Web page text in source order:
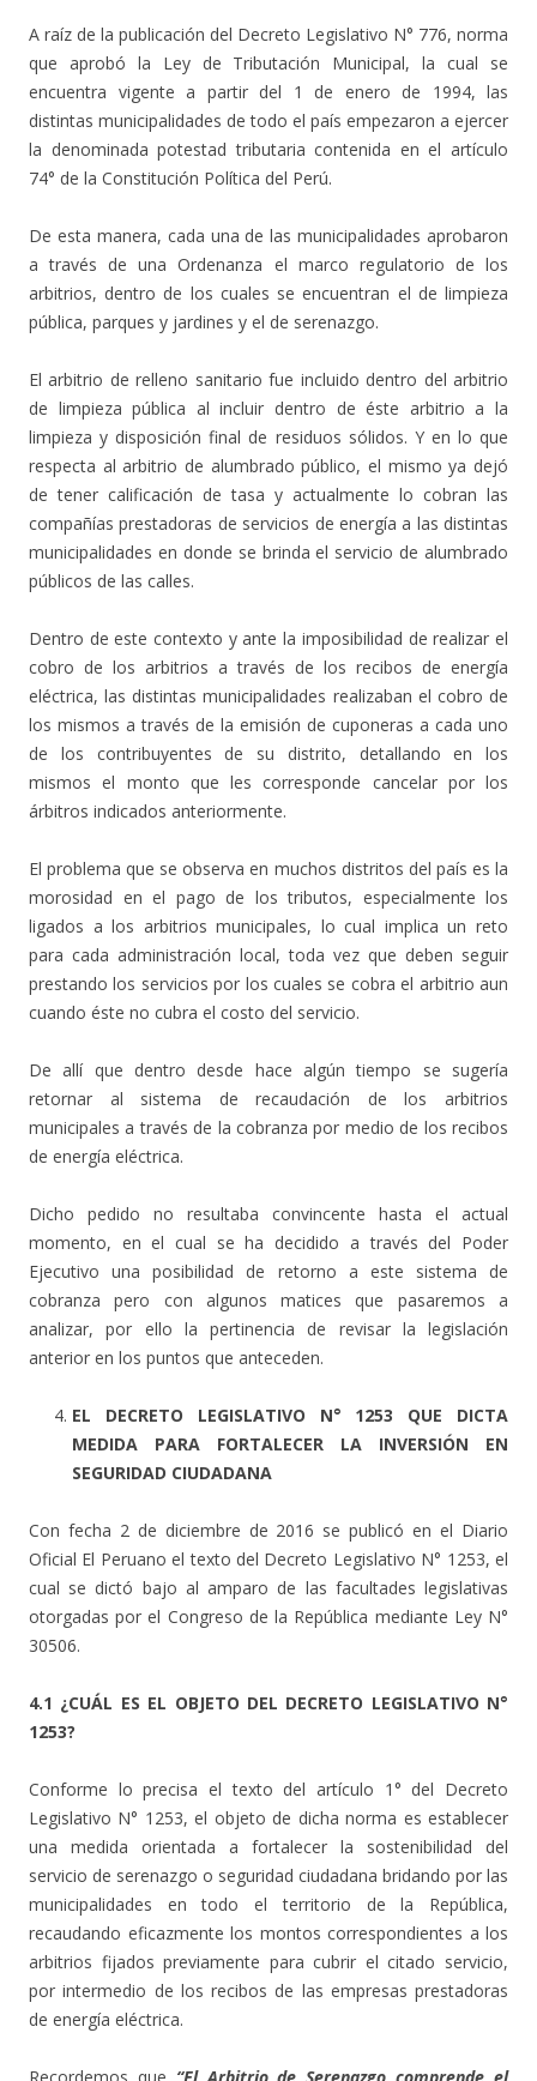
A raíz de la publicación del Decreto Legislativo N° 776, norma
que aprobó la Ley de Tributación Municipal, la cual se
encuentra vigente a partir del 1 de enero de 1994, las
distintas municipalidades de todo el país empezaron a ejercer
la denominada potestad tributaria contenida en el artículo
74° de la Constitución Política del Perú.
De esta manera, cada una de las municipalidades aprobaron
a través de una Ordenanza el marco regulatorio de los
arbitrios, dentro de los cuales se encuentran el de limpieza
pública, parques y jardines y el de serenazgo.
El arbitrio de relleno sanitario fue incluido dentro del arbitrio
de limpieza pública al incluir dentro de éste arbitrio a la
limpieza y disposición final de residuos sólidos. Y en lo que
respecta al arbitrio de alumbrado público, el mismo ya dejó
de tener calificación de tasa y actualmente lo cobran las
compañías prestadoras de servicios de energía a las distintas
municipalidades en donde se brinda el servicio de alumbrado
públicos de las calles.
Dentro de este contexto y ante la imposibilidad de realizar el
cobro de los arbitrios a través de los recibos de energía
eléctrica, las distintas municipalidades realizaban el cobro de
los mismos a través de la emisión de cuponeras a cada uno
de los contribuyentes de su distrito, detallando en los
mismos el monto que les corresponde cancelar por los
árbitros indicados anteriormente.
El problema que se observa en muchos distritos del país es la
morosidad en el pago de los tributos, especialmente los
ligados a los arbitrios municipales, lo cual implica un reto
para cada administración local, toda vez que deben seguir
prestando los servicios por los cuales se cobra el arbitrio aun
cuando éste no cubra el costo del servicio.
De allí que dentro desde hace algún tiempo se sugería
retornar al sistema de recaudación de los arbitrios
municipales a través de la cobranza por medio de los recibos
de energía eléctrica.
Dicho pedido no resultaba convincente hasta el actual
momento, en el cual se ha decidido a través del Poder
Ejecutivo una posibilidad de retorno a este sistema de
cobranza pero con algunos matices que pasaremos a
analizar, por ello la pertinencia de revisar la legislación
anterior en los puntos que anteceden.
EL DECRETO LEGISLATIVO N° 1253 QUE DICTA
MEDIDA PARA FORTALECER LA INVERSIÓN EN
SEGURIDAD CIUDADANA
Con fecha 2 de diciembre de 2016 se publicó en el Diario
Oficial El Peruano el texto del Decreto Legislativo N° 1253, el
cual se dictó bajo al amparo de las facultades legislativas
otorgadas por el Congreso de la República mediante Ley N°
30506.
4.1 ¿CUÁL ES EL OBJETO DEL DECRETO LEGISLATIVO N°
1253?
Conforme lo precisa el texto del artículo 1° del Decreto
Legislativo N° 1253, el objeto de dicha norma es establecer
una medida orientada a fortalecer la sostenibilidad del
servicio de serenazgo o seguridad ciudadana bridando por las
municipalidades en todo el territorio de la República,
recaudando eficazmente los montos correspondientes a los
arbitrios fijados previamente para cubrir el citado servicio,
por intermedio de los recibos de las empresas prestadoras
de energía eléctrica.